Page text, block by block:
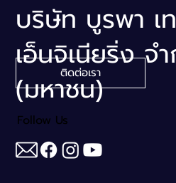
บริษัท บูรพา เ
เอ็นจิเนียริ่ง จ
(มหาชน)
ติดต่อเรา
Follow Us